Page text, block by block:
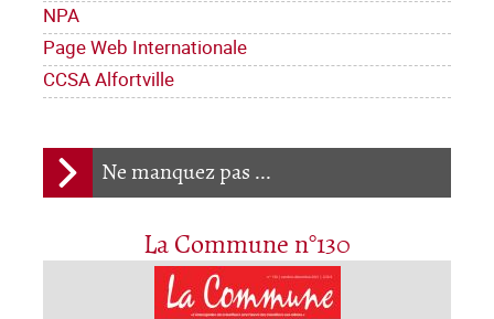
NPA
Page Web Internationale
CCSA Alfortville
Ne manquez pas ...
La Commune n°130